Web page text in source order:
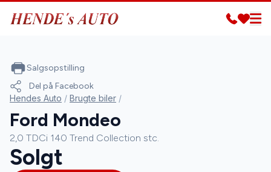
Salgsopstilling
Del på Facebook
Hendes Auto / Brugte biler /
Ford Mondeo
2,0 TDCi 140 Trend Collection stc.
Solgt